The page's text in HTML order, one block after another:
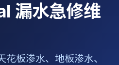
漏水急修维
板渗水、地板渗水、